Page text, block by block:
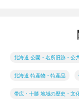
北海道 公園・名所旧跡・公
北海道 特産物・特産品
帯広・十勝 地域の歴史・文